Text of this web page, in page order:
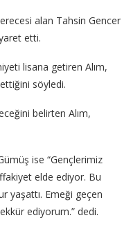
alan Tahsin Gencer
etti.
lisana getiren Alım,
söyledi.
belirten Alım,
ise “Gençlerimiz
elde ediyor. Bu
yaşattı. Emeği geçen
ediyorum.” dedi.